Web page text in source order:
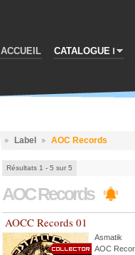
ACCUEIL CATALOGUE
Label AOC Records
Résultats 1 - 5 sur 5
AOC Records
AOCC Records 01
Asmatik
AOC